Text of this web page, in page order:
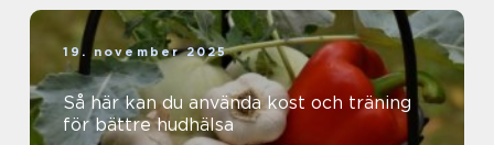
19. november 2025
Så här kan du använda kost och träning
för bättre hudhälsa